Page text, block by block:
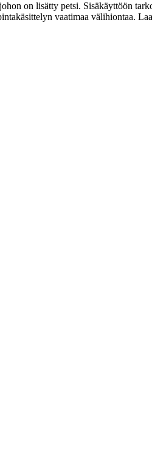
on lisätty petsi. Sisäkäyttöön
vaatimaa välihiontaa.